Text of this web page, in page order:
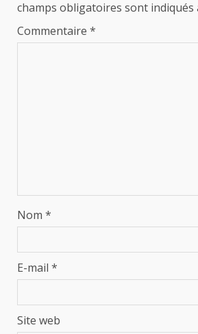
champs obligatoires sont indiqués
Commentaire *
Nom *
E-mail *
Site web